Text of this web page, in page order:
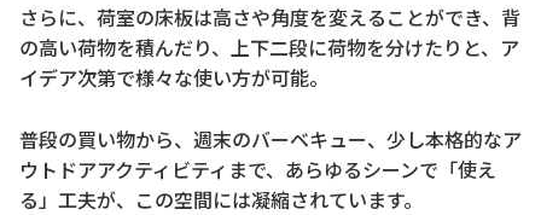
さらに、荷室の床板は高さや角度を変えることができ、背
の高い荷物を積んだり、上下二段に荷物を分けたりと、ア
イデア次第で様々な使い方が可能。
普段の買い物から、週末のバーベキュー、少し本格的なア
ウトドアアクティビティまで、あらゆるシーンで「使え
る」工夫が、この空間には凝縮されています。